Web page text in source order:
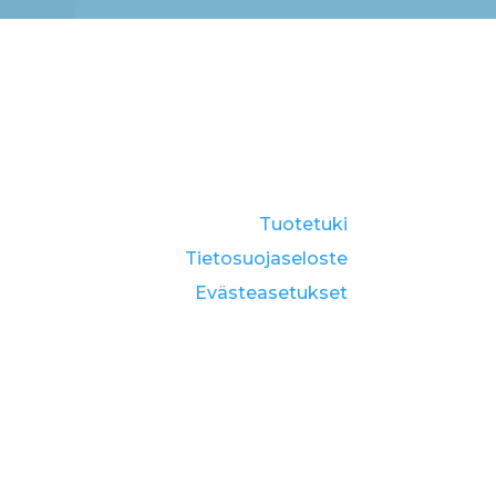
Tuotetuki
Tietosuojaseloste
Eväste­asetukset